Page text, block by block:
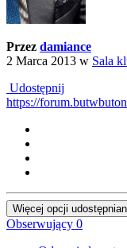
Przez damiance
2 Marca 2013 w Sala
Udostępnij
https://
Więcej opcji
Obserwujący 0